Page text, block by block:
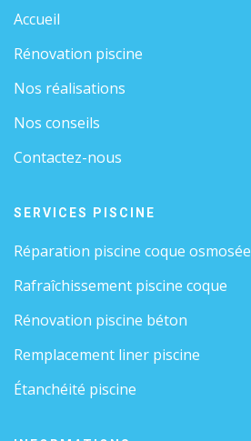
Accueil
Rénovation piscine
Nos réalisations
Nos conseils
Contactez-nous
SERVICES PISCINE
Réparation piscine coque osmosée
Rafraîchissement piscine coque
Rénovation piscine béton
Remplacement liner piscine
Étanchéité piscine